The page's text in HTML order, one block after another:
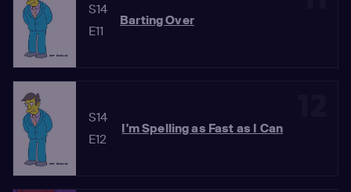
S14
E11
Barting Over
S14
E12
I'm Spelling as Fast as I Can